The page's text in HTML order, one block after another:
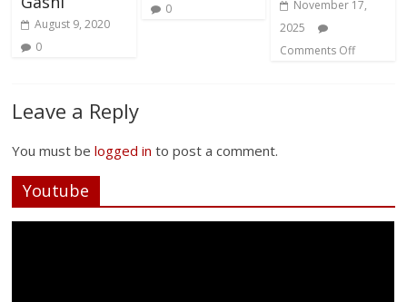
August 9, 2020
0
0
November 17,
2025
Comments Off
Leave a Reply
You must belogged in to post a comment.
Youtube